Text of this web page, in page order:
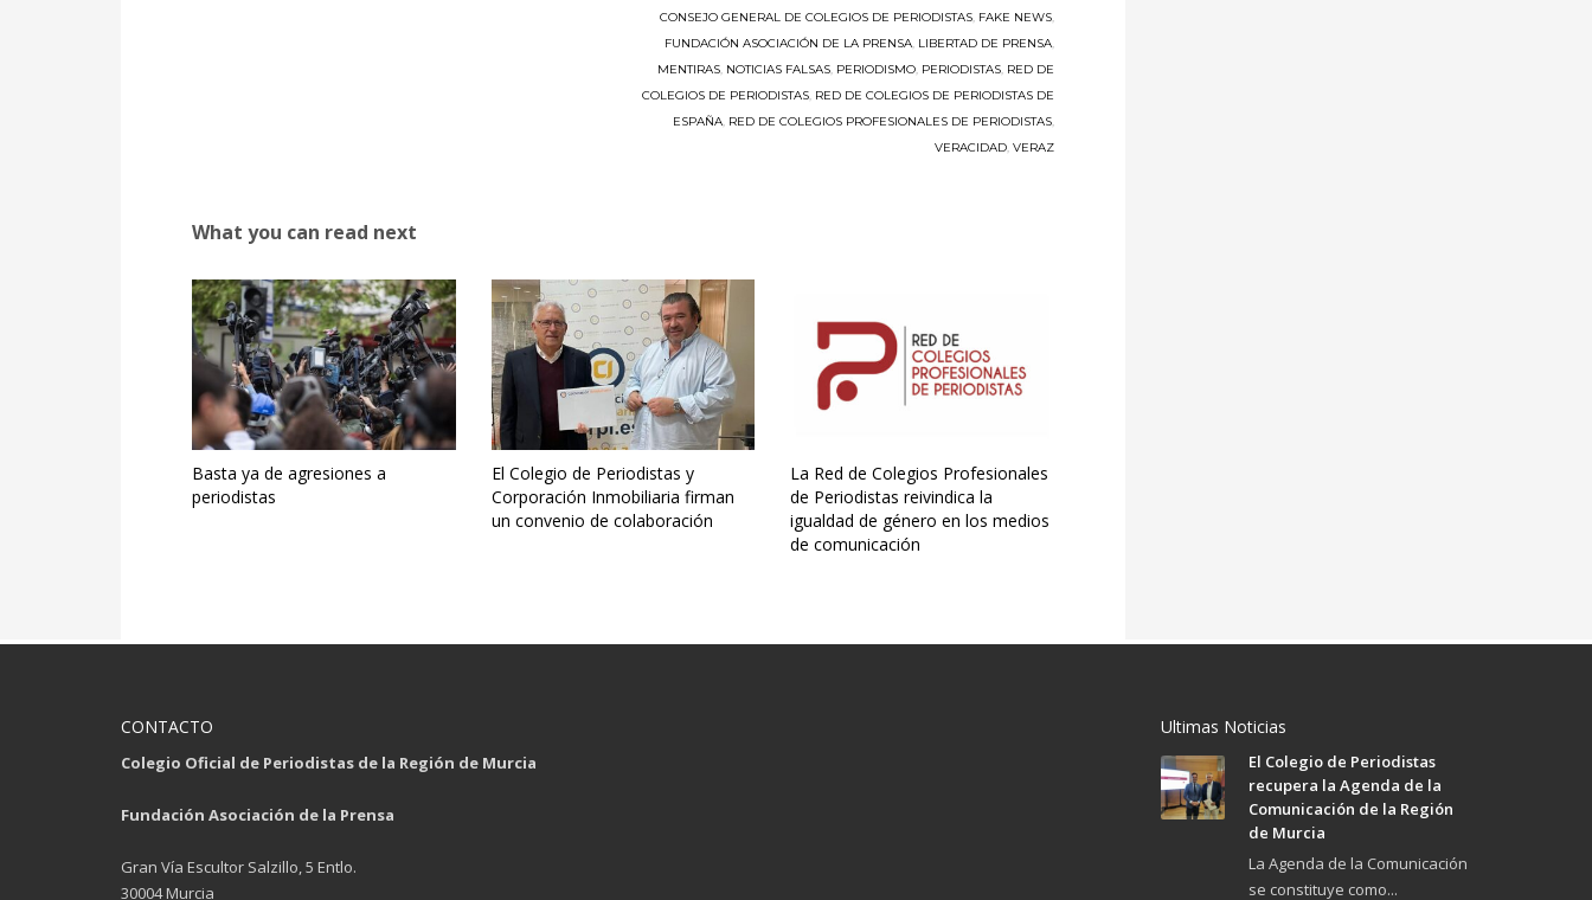
CONSEJO GENERAL DE COLEGIOS DE PERIODISTAS, FAKE NEWS,
FUNDACIÓN ASOCIACIÓN DE LA PRENSA, LIBERTAD DE PRENSA,
MENTIRAS, NOTICIAS FALSAS, PERIODISMO, PERIODISTAS, RED DE
COLEGIOS DE PERIODISTAS, RED DE COLEGIOS DE PERIODISTAS DE
ESPAÑA, RED DE COLEGIOS PROFESIONALES DE PERIODISTAS,
VERACIDAD, VERAZ
What you can read next
Basta ya de agresiones a
periodistas
El Colegio de Periodistas y
Corporación Inmobiliaria firman
un convenio de colaboración
La Red de Colegios Profesionales
de Periodistas reivindica la
igualdad de género en los medios
de comunicación
CONTACTO
Colegio Oficial de Periodistas de la Región de Murcia
Fundación Asociación de la Prensa
Gran Vía Escultor Salzillo, 5 Entlo.
30004 Murcia
Ultimas Noticias
El Colegio de Periodistas
recupera la Agenda de la
Comunicación de la Región
de Murcia
La Agenda de la Comunicación
se constituye como...